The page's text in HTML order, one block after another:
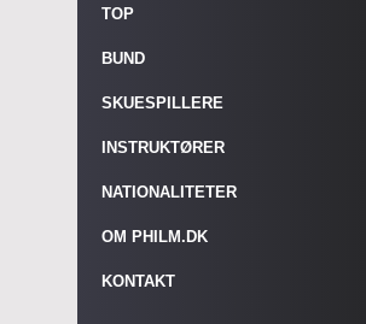
TOP
BUND
SKUESPILLERE
INSTRUKTØRER
NATIONALITETER
OM PHILM.DK
KONTAKT